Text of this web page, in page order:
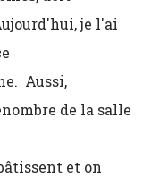
je l'ai
Aussi,
de la salle
et on